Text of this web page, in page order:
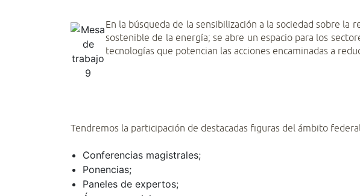
En la búsqueda de la sensibilización a la sociedad sobre
sostenible de la energía; se abre un espacio para los
tecnologías que potencian las acciones encaminadas a
Tendremos la participación de destacadas figuras del ámbito
Conferencias magistrales;
Ponencias;
Paneles de expertos;